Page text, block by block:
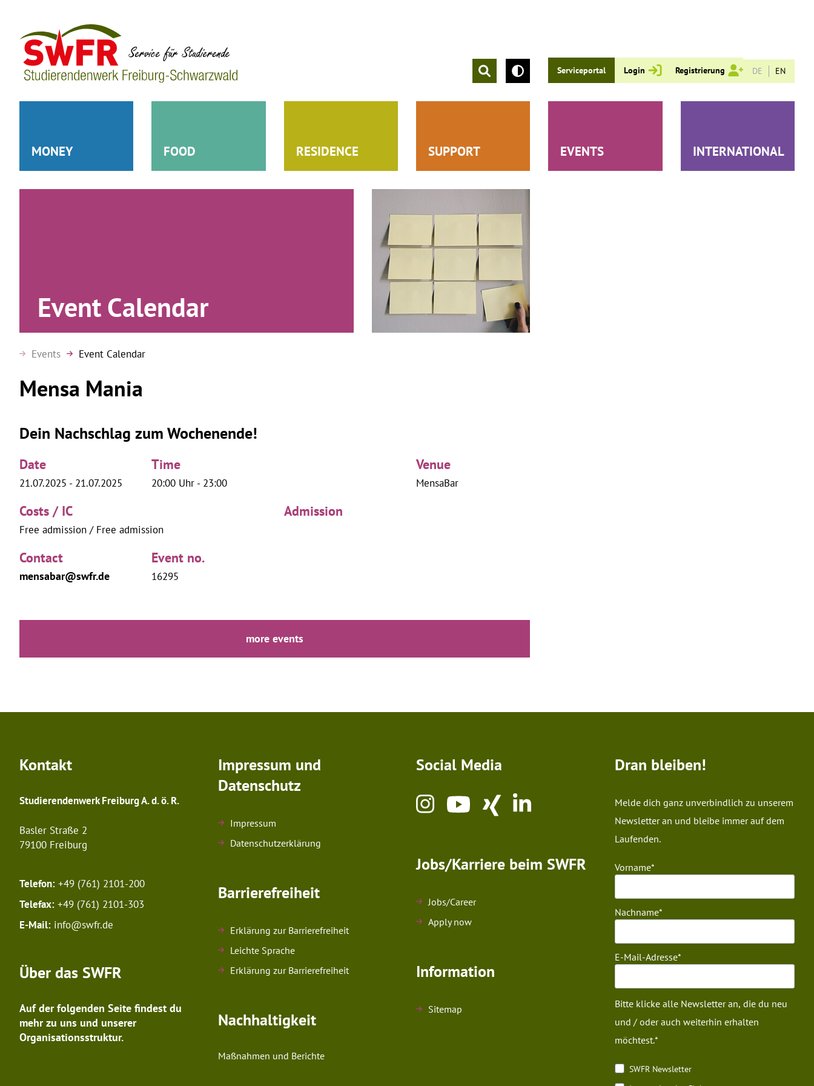
Suche öffnenKontrastmodusServiceportal Login Registrierung DE EN
MONEY FOOD RESIDENCE SUPPORT EVENTS INTERNATIONAL
Event Calendar
Events Event Calendar
Mensa Mania
Dein Nachschlag zum Wochenende!
Date
21.07.2025 - 21.07.2025
Time
20:00 Uhr - 23:00
Venue
MensaBar
Costs / IC
Free admission / Free admission
Admission
Contact
mensabar@swfr.de
Event no.
16295
more events
Kontakt
Studierendenwerk Freiburg A. d. ö. R.
Basler Straße 2
79100 Freiburg
Telefon: +49 (761) 2101-200
Telefax: +49 (761) 2101-303
E-Mail: info@swfr.de
Über das SWFR
Auf der folgenden Seite findest du
mehr zu uns und unserer
Organisationsstruktur.
Impressum und
Datenschutz
Impressum
Datenschutzerklärung
Barrierefreiheit
Erklärung zur Barrierefreiheit
Leichte Sprache
Erklärung zur Barrierefreiheit
Nachhaltigkeit
Maßnahmen und Berichte
Social Media
Jobs/Karriere beim SWFR
Jobs/Career
Apply now
Information
Sitemap
Dran bleiben!
Melde dich ganz unverbindlich zu unserem
Newsletter an und bleibe immer auf dem
Laufenden.
Vorname
Nachname
E-Mail-Adresse
Bitte klicke alle Newsletter an, die du neu
und / oder auch weiterhin erhalten
möchtest.
SWFR Newsletter